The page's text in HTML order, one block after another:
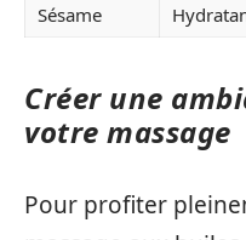
Sésame
Créer une
votre massage
Pour profiter